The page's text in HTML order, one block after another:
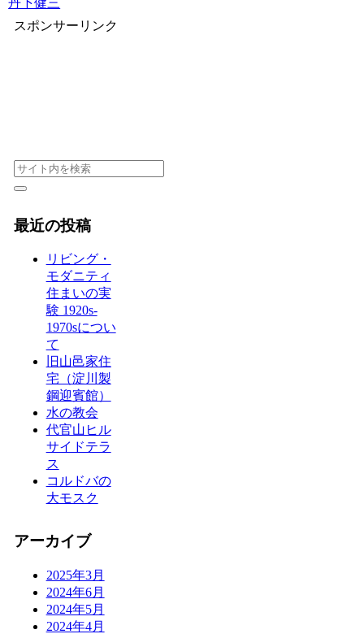
丹下健三
スポンサーリンク
最近の投稿
リビング・
モダニティ
住まいの実
験 1920s-
1970sについ
て
旧山邑家住
宅（淀川製
鋼迎賓館）
水の教会
代官山ヒル
サイドテラ
ス
コルドバの
大モスク
アーカイブ
2025年3月
2024年6月
2024年5月
2024年4月